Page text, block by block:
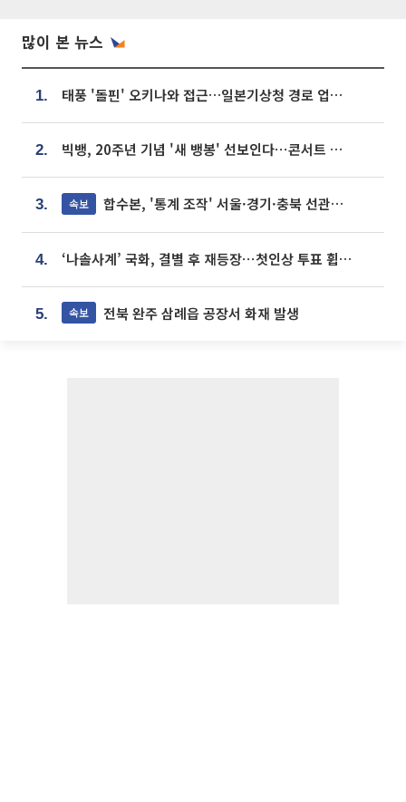
많이 본 뉴스
1. 태풍 '돌핀' 오키나와 접근…일본기상청 경로 업데이트
2. 빅뱅, 20주년 기념 '새 뱅봉' 선보인다⋯콘서트 앞두고 팝업 개최
3. 속보 합수본, '통계 조작' 서울·경기·충북 선관위 등 추가 압수수색
4. ‘나솔사계’ 국화, 결별 후 재등장⋯첫인상 투표 휩쓸고 ‘인기녀’ 등극
5. 속보 전북 완주 삼례읍 공장서 화재 발생